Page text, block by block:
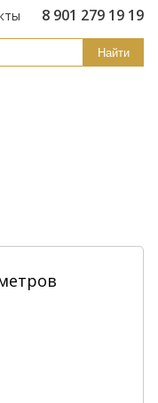
8 901 279 19 19
Найти